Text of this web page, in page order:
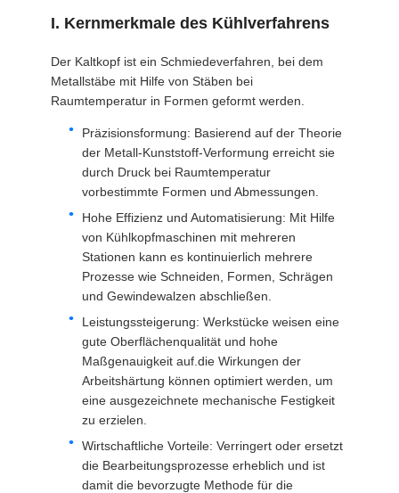
I. Kernmerkmale des Kühlverfahrens
Der Kaltkopf ist ein Schmiedeverfahren, bei dem
Metallstäbe mit Hilfe von Stäben bei
Raumtemperatur in Formen geformt werden.
Präzisionsformung: Basierend auf der Theorie
der Metall-Kunststoff-Verformung erreicht sie
durch Druck bei Raumtemperatur
vorbestimmte Formen und Abmessungen.
Hohe Effizienz und Automatisierung: Mit Hilfe
von Kühlkopfmaschinen mit mehreren
Stationen kann es kontinuierlich mehrere
Prozesse wie Schneiden, Formen, Schrägen
und Gewindewalzen abschließen.
Leistungssteigerung: Werkstücke weisen eine
gute Oberflächenqualität und hohe
Maßgenauigkeit auf.die Wirkungen der
Arbeitshärtung können optimiert werden, um
eine ausgezeichnete mechanische Festigkeit
zu erzielen.
Wirtschaftliche Vorteile: Verringert oder ersetzt
die Bearbeitungsprozesse erheblich und ist
damit die bevorzugte Methode für die